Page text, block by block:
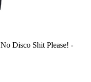
Disco Shit Please! -